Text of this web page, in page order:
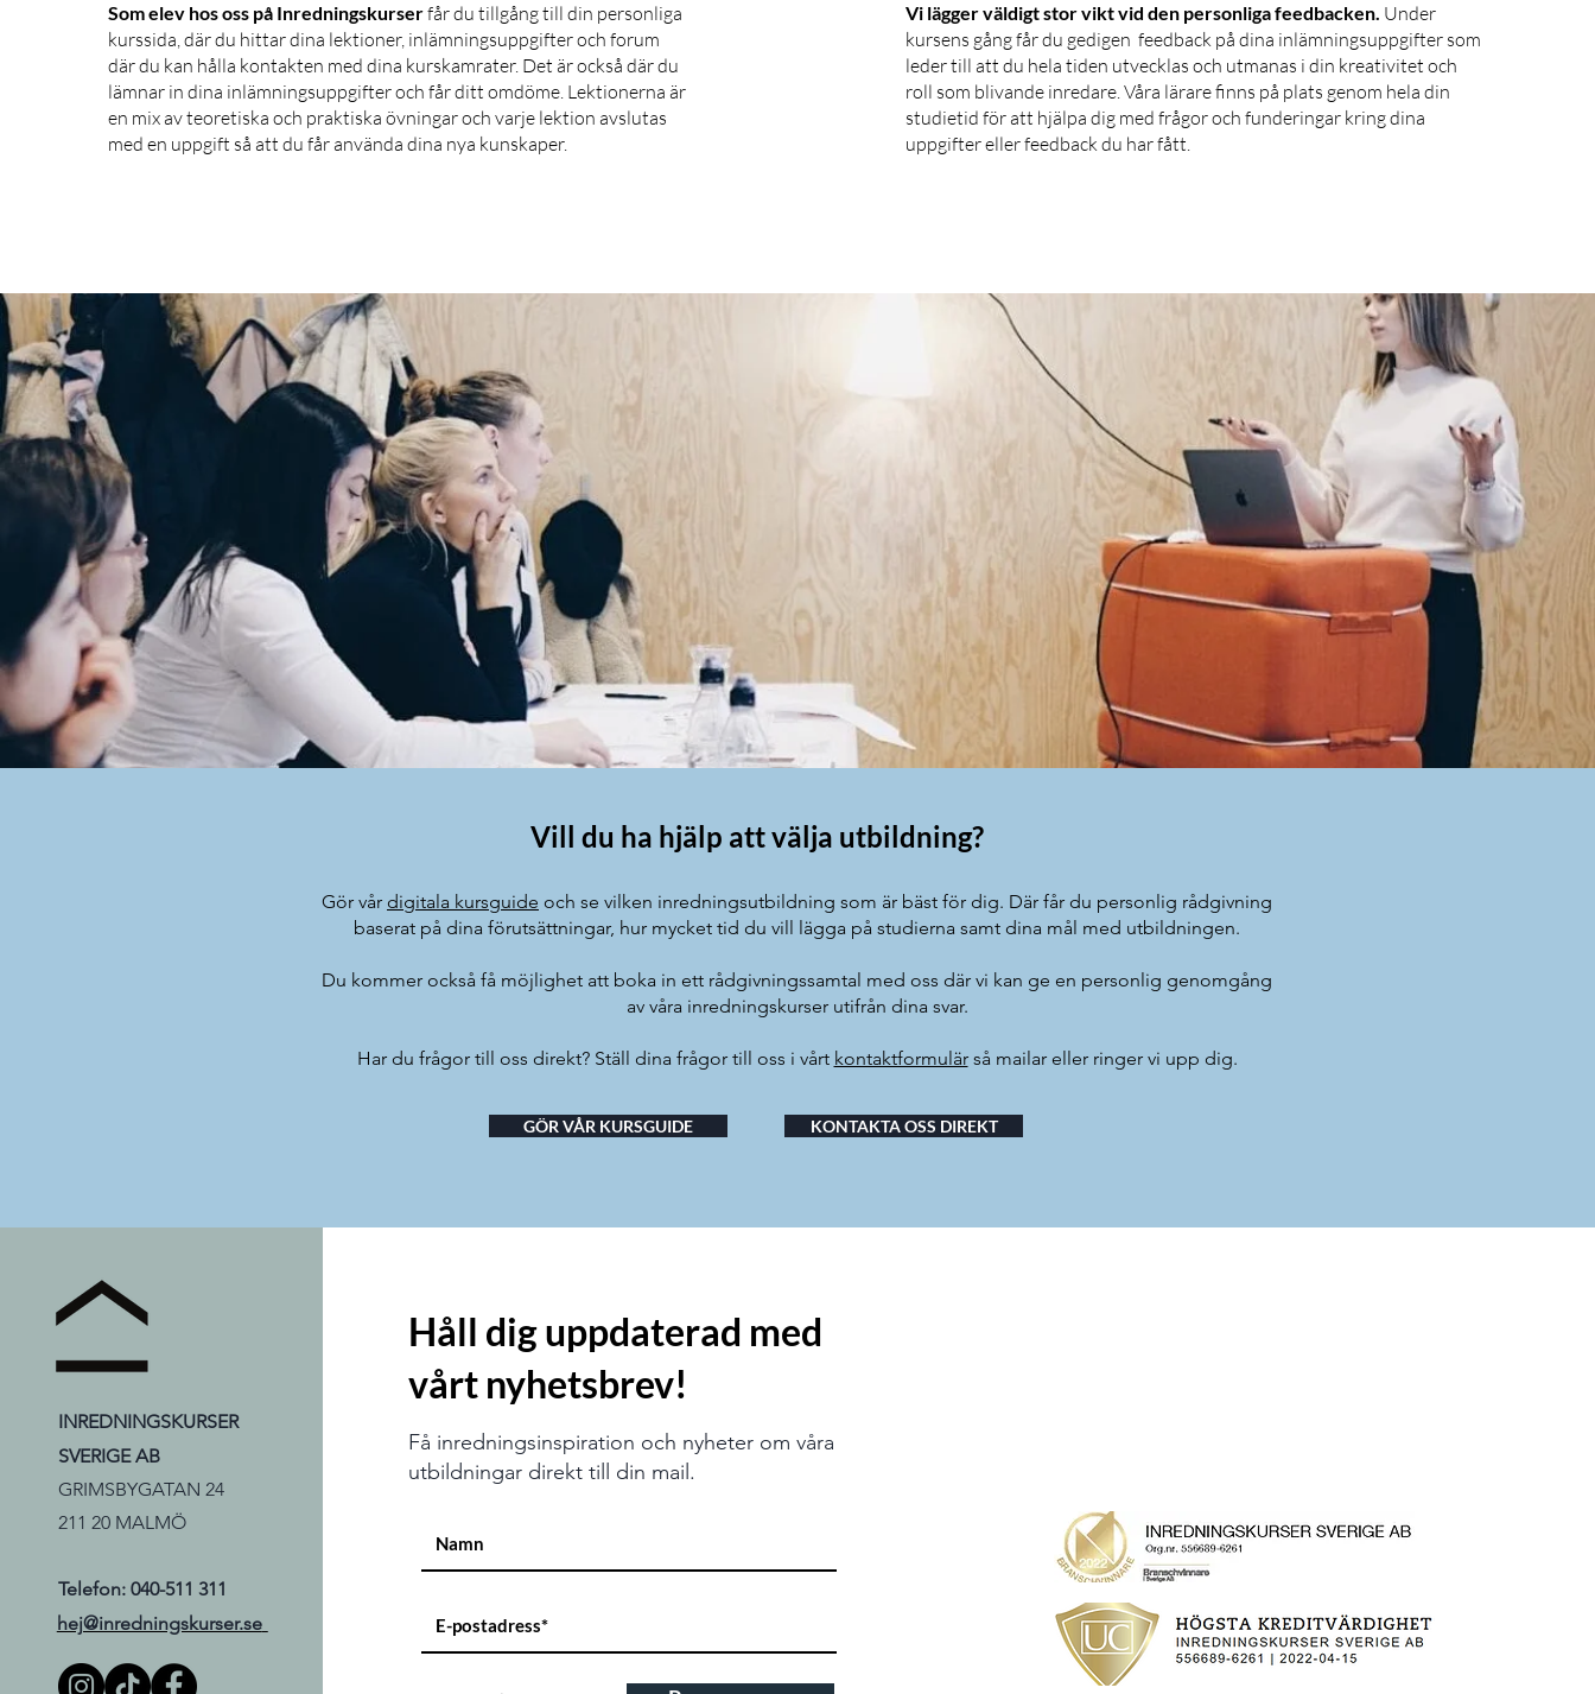
Som elev hos oss på Inredningskurserfår du tillgång till din personliga
kurssida, där du hittar dina lektioner, inlämningsuppgifter och forum
där du kan hålla kontakten med dina kurskamrater. Det är också där du
lämnar in dina inlämningsuppgifter och får ditt omdöme. Lektionerna är
en mix av teoretiska och praktiska övningar och varje lektion avslutas
med en uppgift så att du får använda dina nya kunskaper.
Vi lägger väldigt stor vikt vid den personliga feedbacken. Under
kursens gång får du gedigen feedback på dina inlämningsuppgifter som
leder till att du hela tiden utvecklas och utmanas i din kreativitet och
roll som blivande inredare. Våra lärare finns på plats genom hela din
studietid för att hjälpa dig med frågor och funderingar kring dina
uppgifter eller feedback du har fått.
Vill du ha hjälp att välja utbildning?
Gör vår digitala kursguide och se vilken inredningsutbildning som är bäst för dig. Där får du personlig rådgivning
baserat på dina förutsättningar, hur mycket tid du vill lägga på studierna samt dina mål med utbildningen.
Du kommer också få möjlighet att boka in ett rådgivningssamtal med oss där vi kan ge en personlig genomgång
av våra inredningskurser utifrån dina svar.
Har du frågor till oss direkt? Ställ dina frågor till oss i vårt kontaktformulärså mailar eller ringer vi upp dig.
GÖR VÅR KURSGUIDE KONTAKTA OSS DIREKT
INREDNINGSKURSER
SVERIGE AB
GRIMSBYGATAN 24
211 20 MALMÖ
Telefon: 040-511 311
hej@inredningskurser.se
Håll dig uppdaterad med
vårt nyhetsbrev!
Få inredningsinspiration och nyheter om våra
utbildningar direkt till din mail.